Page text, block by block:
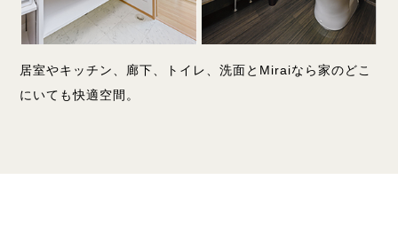
居室やキッチン、廊下、トイレ、洗面とMiraiなら家のどこ
にいても快適空間。